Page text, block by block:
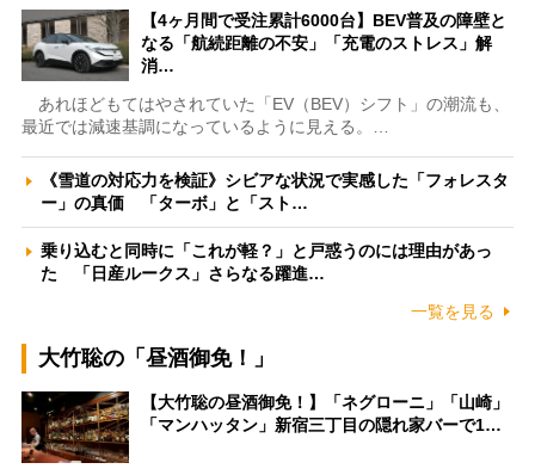
【4ヶ月間で受注累計6000台】BEV普及の障壁と
なる「航続距離の不安」「充電のストレス」解
消…
あれほどもてはやされていた「EV（BEV）シフト」の潮流も、
最近では減速基調になっているように見える。…
《雪道の対応力を検証》シビアな状況で実感した「フォレスタ
ー」の真価 「ターボ」と「スト…
乗り込むと同時に「これが軽？」と戸惑うのには理由があっ
た 「日産ルークス」さらなる躍進…
一覧を見る
大竹聡の「昼酒御免！」
【大竹聡の昼酒御免！】「ネグローニ」「山崎」
「マンハッタン」新宿三丁目の隠れ家バーで1…